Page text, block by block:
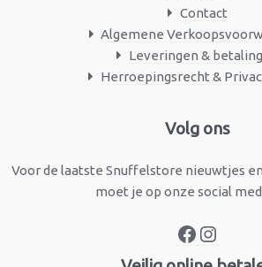
Contact
Algemene
Leveringen &
Herroepingsrecht &
Volg ons
Voor de laatste Snuffelstore nieuwtjes
moet je op onze social
Facebook